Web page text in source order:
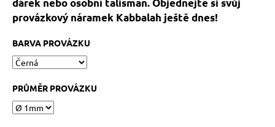
provázkový náramek Kabbalah ještě dnes!
BARVA PROVÁZKU
PRŮMĚR PROVÁZKU
č
u
j
e
m
KABBALAH